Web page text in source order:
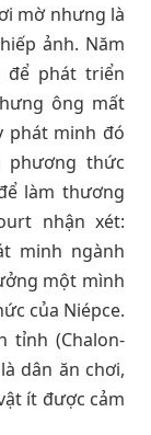
mờ nhưng là
ảnh. Năm
để phát triển
ông mất
phát minh đó
phương thức
làm thương
nhận xét:
minh ngành
một mình
của Niépce.
tỉnh (Chalon-
dân ăn chơi,
ít được cảm